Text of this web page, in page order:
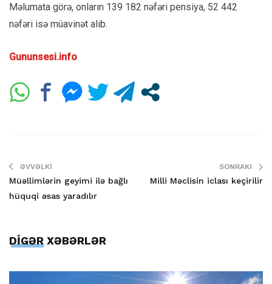
Məlumata görə, onların 139 182 nəfəri pensiya, 52 442
nəfəri isə müavinət alıb.
Gununsesi.info
ƏVVƏLKI
Müəllimlərin geyimi ilə bağlı
hüquqi əsas yaradılır
SONRAKI
Milli Məclisin iclası keçirilir
DİGƏR XƏBƏRLƏR